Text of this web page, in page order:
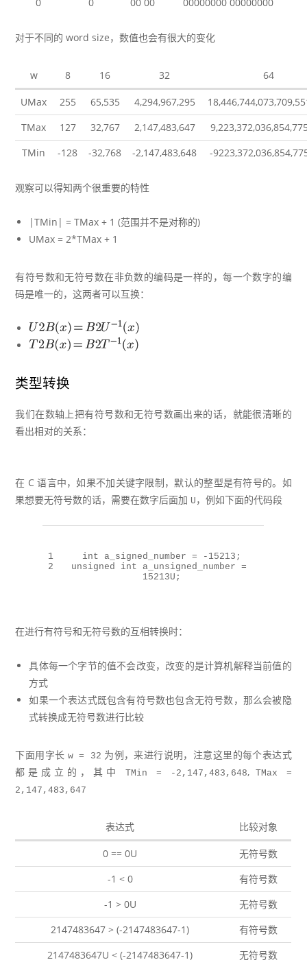
对于不同的 word size，数值也会有很大的变化
w 8 16 32 64
UMax 255 65,535 4,294,967,295
TMax
127 32,767 2,147,483,647
TMin
-128 -32,768 -2,147,483,648 -
观察可以得知两个很重要的特性
|TMin| = TMax + 1 (范围并不是对称的)
UMax = 2*TMax + 1
有符号数和无符号数在非负数的编码是一样的，每一个数字的编
码是唯一的，这两者可以互换：
类型转换
我们在数轴上把有符号数和无符号数画出来的话，就能很清晰的
看出相对的关系：
在 C 语言中，如果不加关键字限制，默认的整型是有符号的。如
果想要无符号数的话，需要在数字后面加 U ，例如下面的代码段
1
2
int a_signed_number = - 15213 ;
unsigned
int
15213U ;
在进行有符号和无符号数的互相转换时：
具体每一个字节的值不会改变，改变的是计算机解释当前值的
方式
如果一个表达式既包含有符号数也包含无符号数，那么会被隐
式转换成无符号数进行比较
下面用字长 w = 32 为例，来进行说明，注意这里的每个表达式
都是成立的，其中
TMin = -2,147,483,648,
TMax =
2,147,483,647
表达式 比较对象
0 == 0U
无符号数
-1 < 0
有符号数
-1 > 0U
无符号数
2147483647 > (-2147483647-1)
有符号数
2147483647U < (-2147483647-1)
无符号数